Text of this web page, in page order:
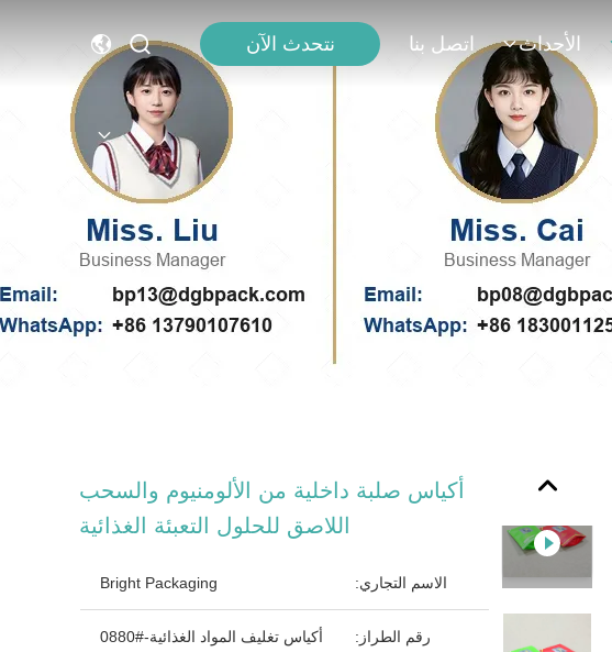
الأحداث اتصل بنا نتحدث الآن
أكياس صلبة داخلية من الألومنيوم والسحب
اللاصق للحلول التعبئة الغذائية
الاسم التجاري: Bright Packaging
رقم الطراز: أكياس تغليف المواد الغذائية-#0880